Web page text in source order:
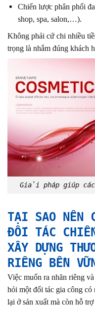
Chiến lược phân phối
shop, spa, salon,…).
Không phải cứ chi nhiều
trọng là nhắm đúng khách
Giải pháp giúp
TẠI SAO NÊN
ĐỐI TÁC
XÂY DỰNG
RIÊNG BỀN
Việc muốn ra nhãn riêng
hỏi một đối tác gia công
lại ở sản xuất mà còn hỗ